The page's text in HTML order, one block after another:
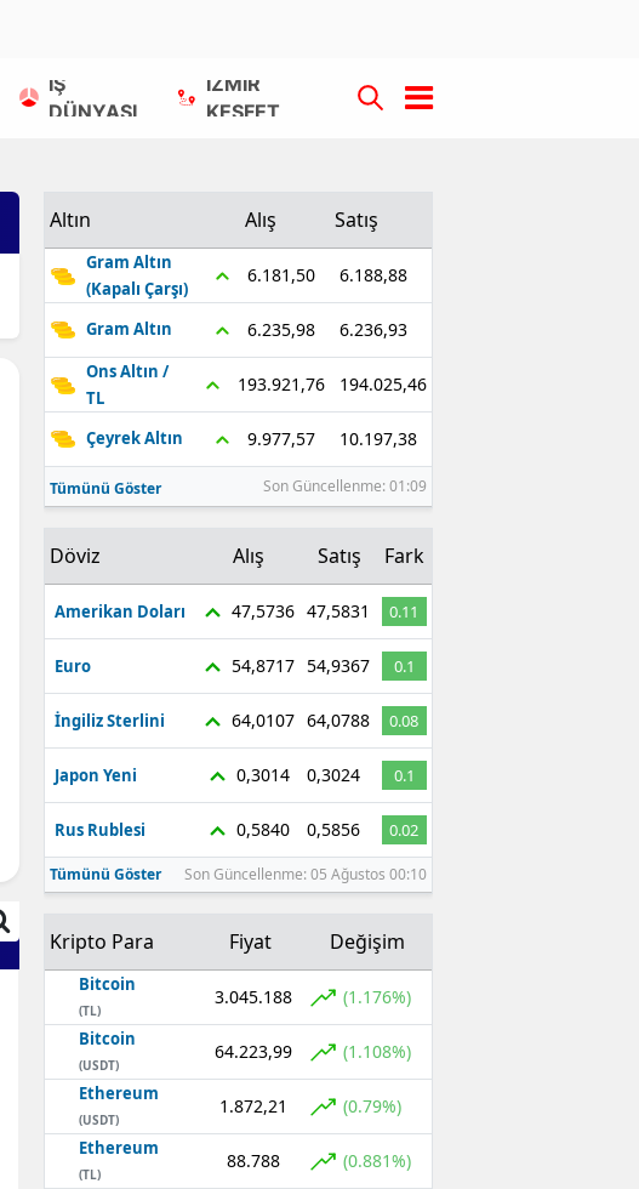
İŞ
DÜNYASI
İZMİR
KEŞFET
Altın Alış Satış
Gram Altın
(Kapalı Çarşı)
6.181,50 6.188,88
Gram Altın 6.235,98 6.236,93
Ons Altın /
TL
193.921,76 194.025,46
Çeyrek Altın 9.977,57 10.197,38
Tümünü Göster Son Güncellenme: 01:09
Döviz Alış Satış Fark
Amerikan Doları 47,5736 47,5831 0.11
Euro 54,8717 54,9367 0.1
İngiliz Sterlini 64,0107 64,0788 0.08
Japon Yeni 0,3014 0,3024 0.1
Rus Rublesi 0,5840 0,5856 0.02
Tümünü Göster Son Güncellenme: 05 Ağustos 00:10
Kripto Para Fiyat Değişim
Bitcoin
(TL)
3.045.188 (1.176%)
Bitcoin
(USDT)
64.223,99 (1.108%)
Ethereum
(USDT)
1.872,21 (0.79%)
Ethereum
(TL)
88.788 (0.881%)